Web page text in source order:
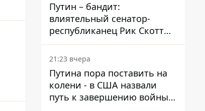
Путин – бандит:
влиятельный сенатор-
республиканец Рик Скотт
призвал Конгресс привлечь
РФ к ответственности за
войну в Украине
21:23 вчера
Путина пора поставить на
колени - в США назвали
путь к завершению войны -